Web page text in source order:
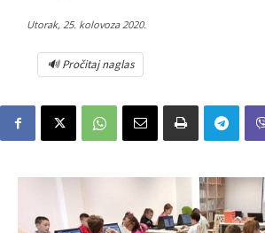
Utorak, 25. kolovoza 2020.
🔊 Pročitaj naglas